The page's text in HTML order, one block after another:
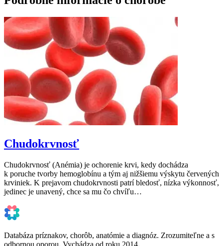
Chudokrvnosť
Chudokrvnosť (Anémia) je ochorenie krvi, kedy dochádza
k poruche tvorby hemoglobínu a tým aj nižšiemu výskytu červených
krviniek. K prejavom chudokrvnosti patrí bledosť, nízka výkonnosť,
jedinec je unavený, chce sa mu čo chvíľu…
Databáza príznakov, chorôb, anatómie a diagnóz. Zrozumiteľne a s
odbornou oporou. Vychádza od roku 2014.